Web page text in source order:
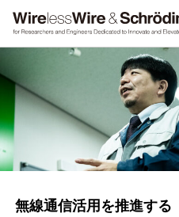
無線通信活用を推進す